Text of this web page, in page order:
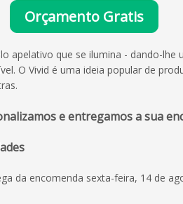
Orçamento Gratis
apelativo que se ilumina - dando-
O Vivid é uma ideia popular de
e entregamos a sua
da encomenda sexta-feira, 14 de